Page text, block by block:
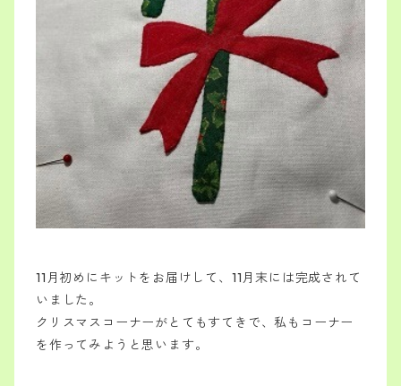
11月初めにキットをお届けして、11月末には完成されて
いました。
クリスマスコーナーがとてもすてきで、私もコーナー
を作ってみようと思います。